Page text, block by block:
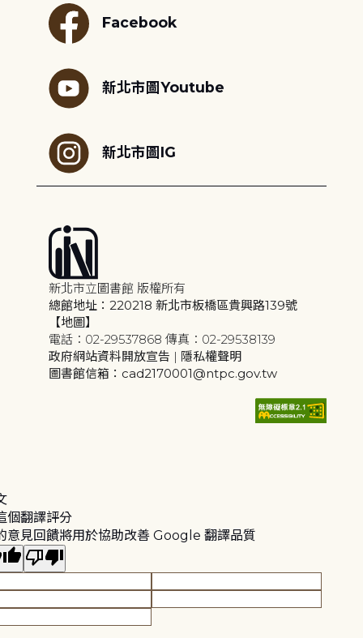
Facebook
新北市圖Youtube
新北市圖IG
新北市立圖書館 版權所有
總館地址：220218 新北市板橋區貴興路139號
【地圖】
電話：02-29537868 傳真：02-29538139
政府網站資料開放宣告 | 隱私權聲明
圖書館信箱：cad2170001@ntpc.gov.tw
個翻譯評分
意見回饋將用於協助改善 Google 翻譯品質